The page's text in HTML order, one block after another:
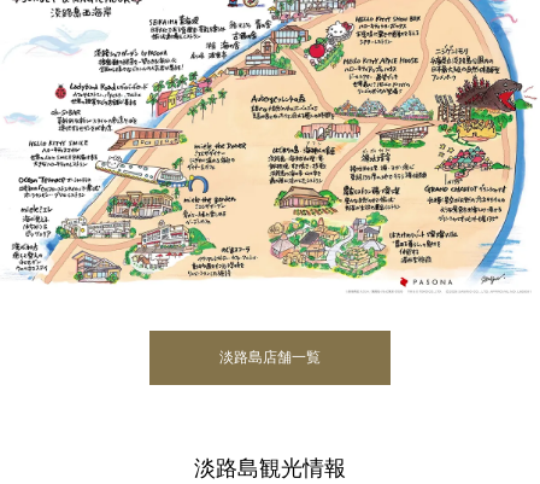
淡路島店舗一覧
淡路島観光情報